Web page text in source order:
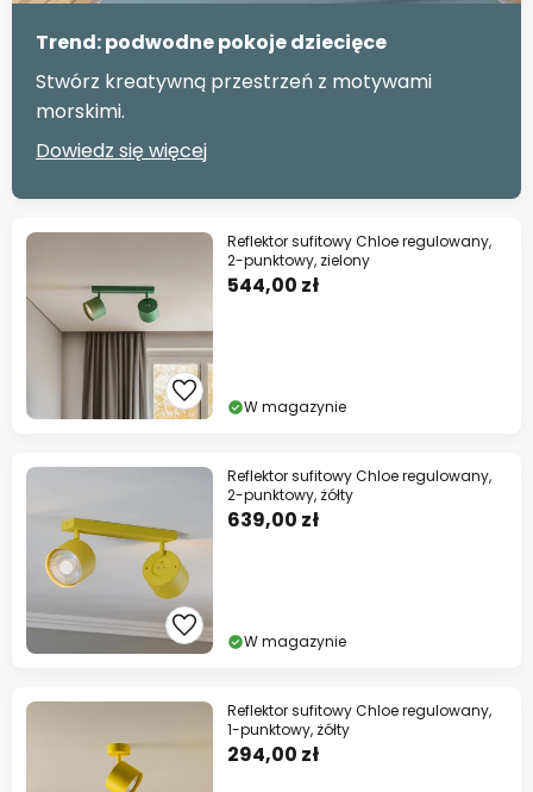
Trend: podwodne pokoje dziecięce
Stwórz kreatywną przestrzeń z motywami
morskimi.
Dowiedz się więcej
Reflektor sufitowy Chloe regulowany,
2-punktowy, zielony
544,00 zł
W magazynie
Reflektor sufitowy Chloe regulowany,
2-punktowy, żółty
639,00 zł
W magazynie
Reflektor sufitowy Chloe regulowany,
1-punktowy, żółty
294,00 zł